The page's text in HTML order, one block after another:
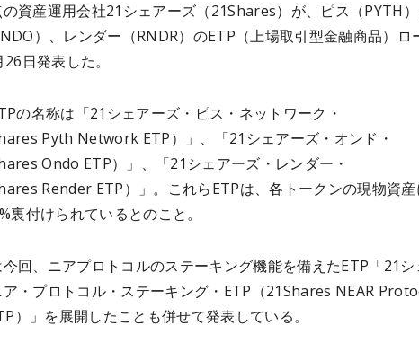
資産運用会社21シェアーズ（21Shares）が、ピス（PYTH）
）、レンダー（RNDR）のETP（上場取引型金融商品）ロ
日発表した。
の名称は「21シェアーズ・ピス・ネットワーク・
Pyth Network ETP）」、「21シェアーズ・オンド・
Ondo ETP）」、「21シェアーズ・レンダー・
Render ETP）」。これらETPは、各トークンの現物資産
裏付けられているとのこと。
今回、ニアプロトコルのステーキング機能を備えたETP「21シ
・プロトコル・ステーキング・ETP（21Shares NEAR
）」を展開したことも併せて発表している。